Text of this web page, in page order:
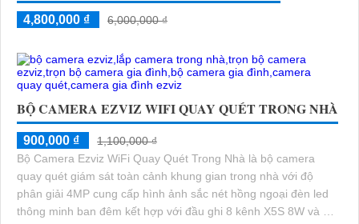
4,800,000 ₫ 6,000,000 ₫
BỘ CAMERA EZVIZ WIFI QUAY QUÉT TRONG NHÀ
900,000 ₫
1,100,000 ₫
Bộ Camera Ezviz WiFi Quay Quét Trong Nhà là bộ camera
quay quét giám sát toàn cảnh khung gian trong nhà với độ
phân giải 4MP cung cấp hình ảnh sắc nét hồng ngoại đèn led
thông minh ban đêm kết hợp với đầu ghi 8 kênh X5S 8W và ổ